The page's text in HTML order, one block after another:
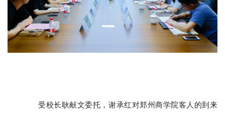
受校长耿献文委托，谢承红对郑州商学院客人的到来